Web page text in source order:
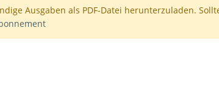
Ausgaben als PDF-Datei herunterzuladen.